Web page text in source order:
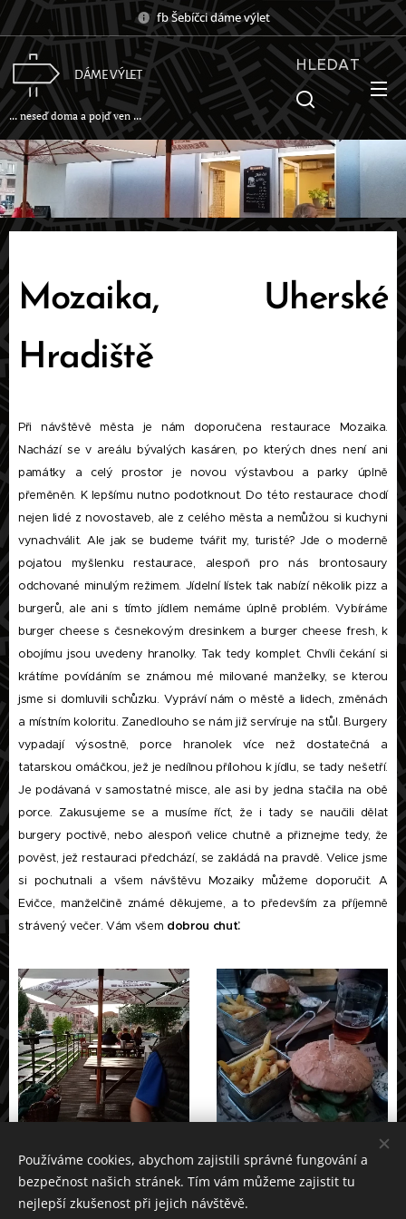
fb Šebíčci dáme výlet
DÁME VÝLET
... neseď doma a pojď ven ...
HLEDAT
Mozaika, Uherské
Hradiště
Při návštěvě města je nám doporučena restaurace Mozaika.
Nachází se v areálu bývalých kasáren, po kterých dnes není ani
památky a celý prostor je novou výstavbou a parky úplně
přeměněn. K lepšímu nutno podotknout. Do této restaurace chodí
nejen lidé z novostaveb, ale z celého města a nemůžou si kuchyni
vynachválit. Ale jak se budeme tvářit my, turisté? Jde o moderně
pojatou myšlenku restaurace, alespoň pro nás brontosaury
odchované minulým režimem. Jídelní lístek tak nabízí několik pizz a
burgerů, ale ani s tímto jídlem nemáme úplně problém. Vybíráme
burger cheese s česnekovým dresinkem a burger cheese fresh, k
obojímu jsou uvedeny hranolky. Tak tedy komplet. Chvíli čekání si
krátíme povídáním se známou mé milované manželky, se kterou
jsme si domluvili schůzku. Vypráví nám o městě a lidech, změnách
a místním koloritu. Zanedlouho se nám již servíruje na stůl. Burgery
vypadají výsostně, porce hranolek více než dostatečná a
tatarskou omáčkou, jež je nedílnou přílohou k jídlu, se tady nešetří.
Je podávaná v samostatné misce, ale asi by jedna stačila na obě
porce. Zakusujeme se a musíme říct, že i tady se naučili dělat
burgery poctivě, nebo alespoň velice chutně a přiznejme tedy, že
pověst, jež restauraci předchází, se zakládá na pravdě. Velice jsme
si pochutnali a všem návštěvu Mozaiky můžeme doporučit. A
Evičce, manželčině známé děkujeme, a to především za příjemně
strávený večer. Vám všem dobrou chuť.
Používáme cookies, abychom zajistili správné fungování a
bezpečnost našich stránek. Tím vám můžeme zajistit tu
nejlepší zkušenost při jejich návštěvě.